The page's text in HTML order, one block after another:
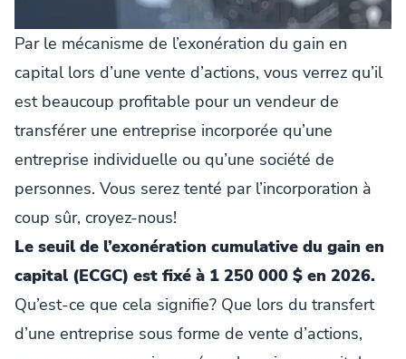
Par le mécanisme de l’exonération du gain en
capital lors d’une vente d’actions, vous verrez qu’il
est beaucoup profitable pour un vendeur de
transférer une entreprise incorporée qu’une
entreprise individuelle ou qu’une société de
personnes. Vous serez tenté par l’incorporation à
coup sûr, croyez-nous!
Le seuil de l’exonération cumulative du gain en
capital (ECGC) est fixé à 1 250 000 $ en 2026.
Qu’est-ce que cela signifie? Que lors du transfert
d’une entreprise sous forme de vente d’actions,